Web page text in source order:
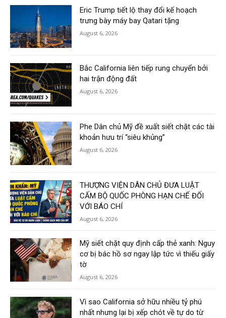
Eric Trump tiết lộ thay đổi kế hoạch
trưng bày máy bay Qatari tặng
August 6, 2026
Bắc California liên tiếp rung chuyển bởi
hai trận động đất
August 6, 2026
Phe Dân chủ Mỹ đề xuất siết chặt các tài
khoản hưu trí “siêu khủng”
August 6, 2026
THƯỢNG VIỆN DÂN CHỦ ĐƯA LUẬT
CẤM BỘ QUỐC PHÒNG HẠN CHẾ ĐỐI
VỚI BÁO CHÍ
August 6, 2026
Mỹ siết chặt quy định cấp thẻ xanh: Nguy
cơ bị bác hồ sơ ngay lập tức vì thiếu giấy
tờ
August 6, 2026
Vì sao California sở hữu nhiều tỷ phú
nhất nhưng lại bị xếp chót về tự do từ